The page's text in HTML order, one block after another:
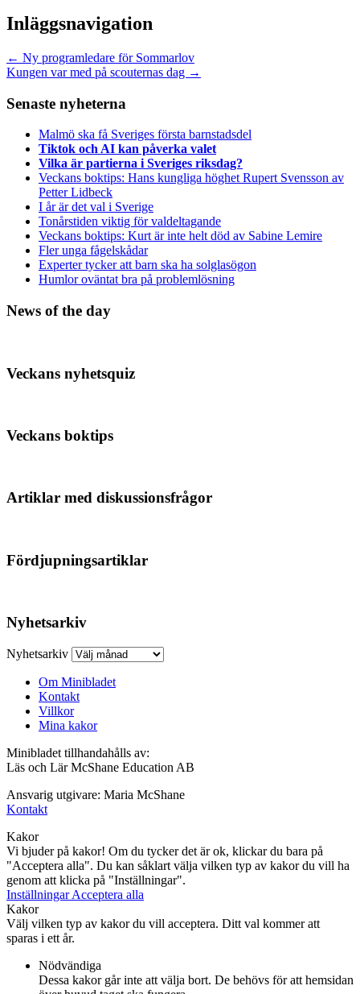
Inläggsnavigation
← Ny programledare för Sommarlov
Kungen var med på scouternas dag →
Senaste nyheterna
Malmö ska få Sveriges första barnstadsdel
Tiktok och AI kan påverka valet
Vilka är partierna i Sveriges riksdag?
Veckans boktips: Hans kungliga höghet Rupert Svensson av
Petter Lidbeck
I år är det val i Sverige
Tonårstiden viktig för valdeltagande
Veckans boktips: Kurt är inte helt död av Sabine Lemire
Fler unga fågelskådar
Experter tycker att barn ska ha solglasögon
Humlor oväntat bra på problemlösning
News of the day
Veckans nyhetsquiz
Veckans boktips
Artiklar med diskussionsfrågor
Fördjupningsartiklar
Nyhetsarkiv
Nyhetsarkiv
Om Minibladet
Kontakt
Villkor
Mina kakor
Minibladet tillhandahålls av:
Läs och Lär McShane Education AB
Ansvarig utgivare: Maria McShane
Kontakt
Kakor
Vi bjuder på kakor! Om du tycker det är ok, klickar du bara på
"Acceptera alla". Du kan såklart välja vilken typ av kakor du vill ha
genom att klicka på "Inställningar".
InställningarAcceptera alla
Kakor
Välj vilken typ av kakor du vill acceptera. Ditt val kommer att
sparas i ett år.
Nödvändiga
Dessa kakor går inte att välja bort. De behövs för att hemsidan